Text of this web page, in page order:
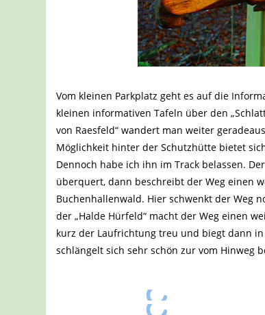
Vom kleinen Parkplatz geht es auf die
kleinen informativen Tafeln über den
von Raesfeld“ wandert man weiter
Möglichkeit hinter der Schutzhütte bietet
Dennoch habe ich ihn im Track belassen.
überquert, dann beschreibt der Weg einen
Buchenhallenwald. Hier schwenkt der Weg
der „Halde Hürfeld“ macht der Weg einen
kurz der Laufrichtung treu und biegt dann
schlängelt sich sehr schön zur vom Hinweg